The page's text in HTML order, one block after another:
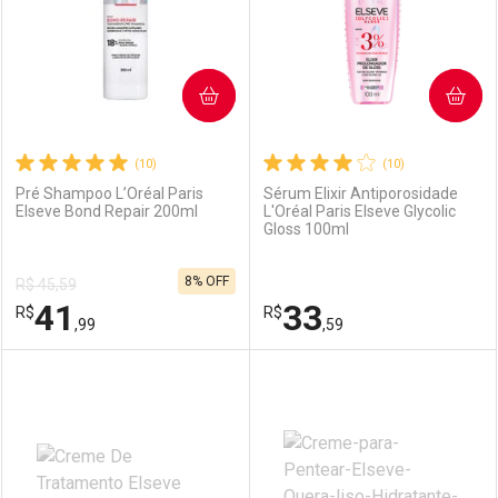
(10)
Pré Shampoo L’Oréal Paris
Elseve Bond Repair 200ml
R$ 45,59
R$41 ,99
8% OFF
COMPRAR
Laboratório
Por Menos
(10)
Sérum Elixir Antiporosidade
L'Oréal Paris Elseve Glycolic
Gloss 100ml
R$33,59
COMPRAR
Laboratório
Por Menos